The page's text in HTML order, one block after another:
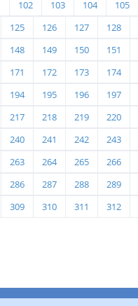
102 103 104 105
125 126 127 128
148 149 150 151
171 172 173 174
194 195 196 197
217 218 219 220
240 241 242 243
263 264 265 266
286 287 288 289
309 310 311 312